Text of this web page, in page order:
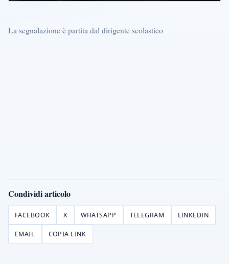
La segnalazione è partita dal dirigente scolastico
Condividi articolo
FACEBOOK X WHATSAPP TELEGRAM LINKEDIN
EMAIL COPIA LINK